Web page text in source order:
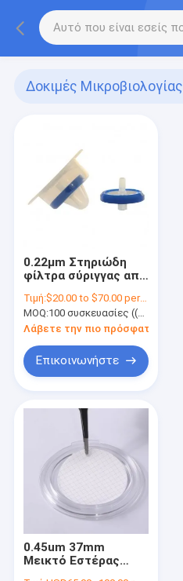
Δοκιμές Μικροβιολογίας
0.22μm Στηριώδη
φίλτρα σύριγγας από
μικροβίων στο
καθαρισμένο νερό
Τιμή:$20.00 to $70.00 per pack
MOQ:100 συσκευασίες ((100 μονάδες ανά συσκευασία)
Λάβετε την πιο πρόσφατη τιμή
Επικοινωνήστε
0.45um 37mm
Μεικτό Εστέρας